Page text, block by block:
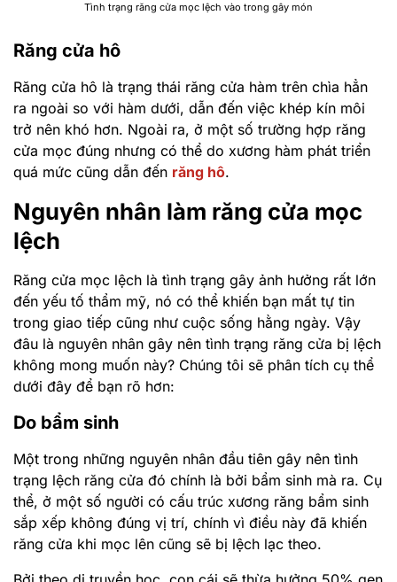
Tình trạng răng cửa mọc lệch vào trong gây món
Răng cửa hô
Răng cửa hô là trạng thái răng cửa hàm trên chìa hẳn
ra ngoài so với hàm dưới, dẫn đến việc khép kín môi
trở nên khó hơn. Ngoài ra, ở một số trường hợp răng
cửa mọc đúng nhưng có thể do xương hàm phát triển
quá mức cũng dẫn đến răng hô.
Nguyên nhân làm răng cửa mọc
lệch
Răng cửa mọc lệch là tình trạng gây ảnh hưởng rất lớn
đến yếu tố thẩm mỹ, nó có thể khiến bạn mất tự tin
trong giao tiếp cũng như cuộc sống hằng ngày. Vậy
đâu là nguyên nhân gây nên tình trạng răng cửa bị lệch
không mong muốn này? Chúng tôi sẽ phân tích cụ thể
dưới đây để bạn rõ hơn:
Do bẩm sinh
Một trong những nguyên nhân đầu tiên gây nên tình
trạng lệch răng cửa đó chính là bởi bẩm sinh mà ra. Cụ
thể, ở một số người có cấu trúc xương răng bẩm sinh
sắp xếp không đúng vị trí, chính vì điều này đã khiến
răng cửa khi mọc lên cũng sẽ bị lệch lạc theo.